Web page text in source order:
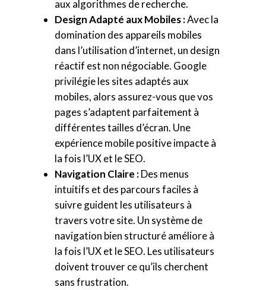
aux algorithmes de recherche.
Design Adapté aux Mobiles :Avec la
domination des appareils mobiles
dans l’utilisation d’internet, un design
réactif est non négociable. Google
privilégie les sites adaptés aux
mobiles, alors assurez-vous que vos
pages s’adaptent parfaitement à
différentes tailles d’écran. Une
expérience mobile positive impacte à
la fois l’UX et le SEO.
Navigation Claire :Des menus
intuitifs et des parcours faciles à
suivre guident les utilisateurs à
travers votre site. Un système de
navigation bien structuré améliore à
la fois l’UX et le SEO. Les utilisateurs
doivent trouver ce qu’ils cherchent
sans frustration.